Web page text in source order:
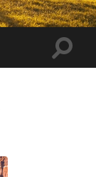
Toggle